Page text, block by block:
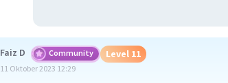
Faiz D Community Level 11
11 Oktober 2023 12:29